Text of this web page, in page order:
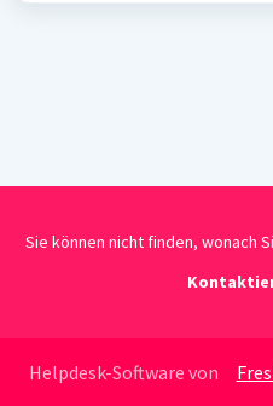
Sie können nicht finden, wonach
Helpdesk-Software von